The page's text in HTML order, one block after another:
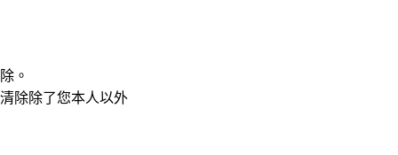
。
除除了您本人以外